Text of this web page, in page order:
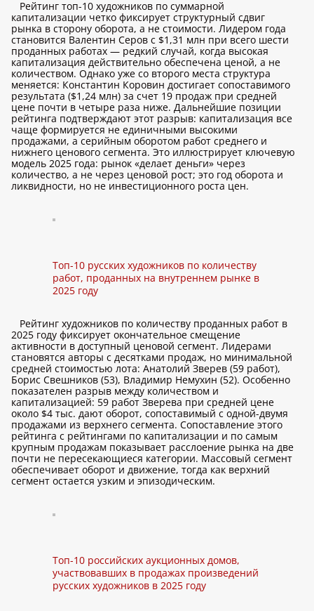
Рейтинг топ-10 художников по суммарной
капитализации четко фиксирует структурный сдвиг
рынка в сторону оборота, а не стоимости. Лидером года
становится Валентин Серов с $1,31 млн при всего шести
проданных работах — редкий случай, когда высокая
капитализация действительно обеспечена ценой, а не
количеством. Однако уже со второго места структура
меняется: Константин Коровин достигает сопоставимого
результата ($1,24 млн) за счет 19 продаж при средней
цене почти в четыре раза ниже. Дальнейшие позиции
рейтинга подтверждают этот разрыв: капитализация все
чаще формируется не единичными высокими
продажами, а серийным оборотом работ среднего и
нижнего ценового сегмента. Это иллюстрирует ключевую
модель 2025 года: рынок «делает деньги» через
количество, а не через ценовой рост; это год оборота и
ликвидности, но не инвестиционного роста цен.
Топ-10 русских художников по количеству
работ, проданных на внутреннем рынке в
2025 году
Рейтинг художников по количеству проданных работ в
2025 году фиксирует окончательное смещение
активности в доступный ценовой сегмент. Лидерами
становятся авторы с десятками продаж, но минимальной
средней стоимостью лота: Анатолий Зверев (59 работ),
Борис Свешников (53), Владимир Немухин (52). Особенно
показателен разрыв между количеством и
капитализацией: 59 работ Зверева при средней цене
около $4 тыс. дают оборот, сопоставимый с одной-двумя
продажами из верхнего сегмента. Сопоставление этого
рейтинга с рейтингами по капитализации и по самым
крупным продажам показывает расслоение рынка на две
почти не пересекающиеся категории. Массовый сегмент
обеспечивает оборот и движение, тогда как верхний
сегмент остается узким и эпизодическим.
Топ-10 российских аукционных домов,
участвовавших в продажах произведений
русских художников в 2025 году